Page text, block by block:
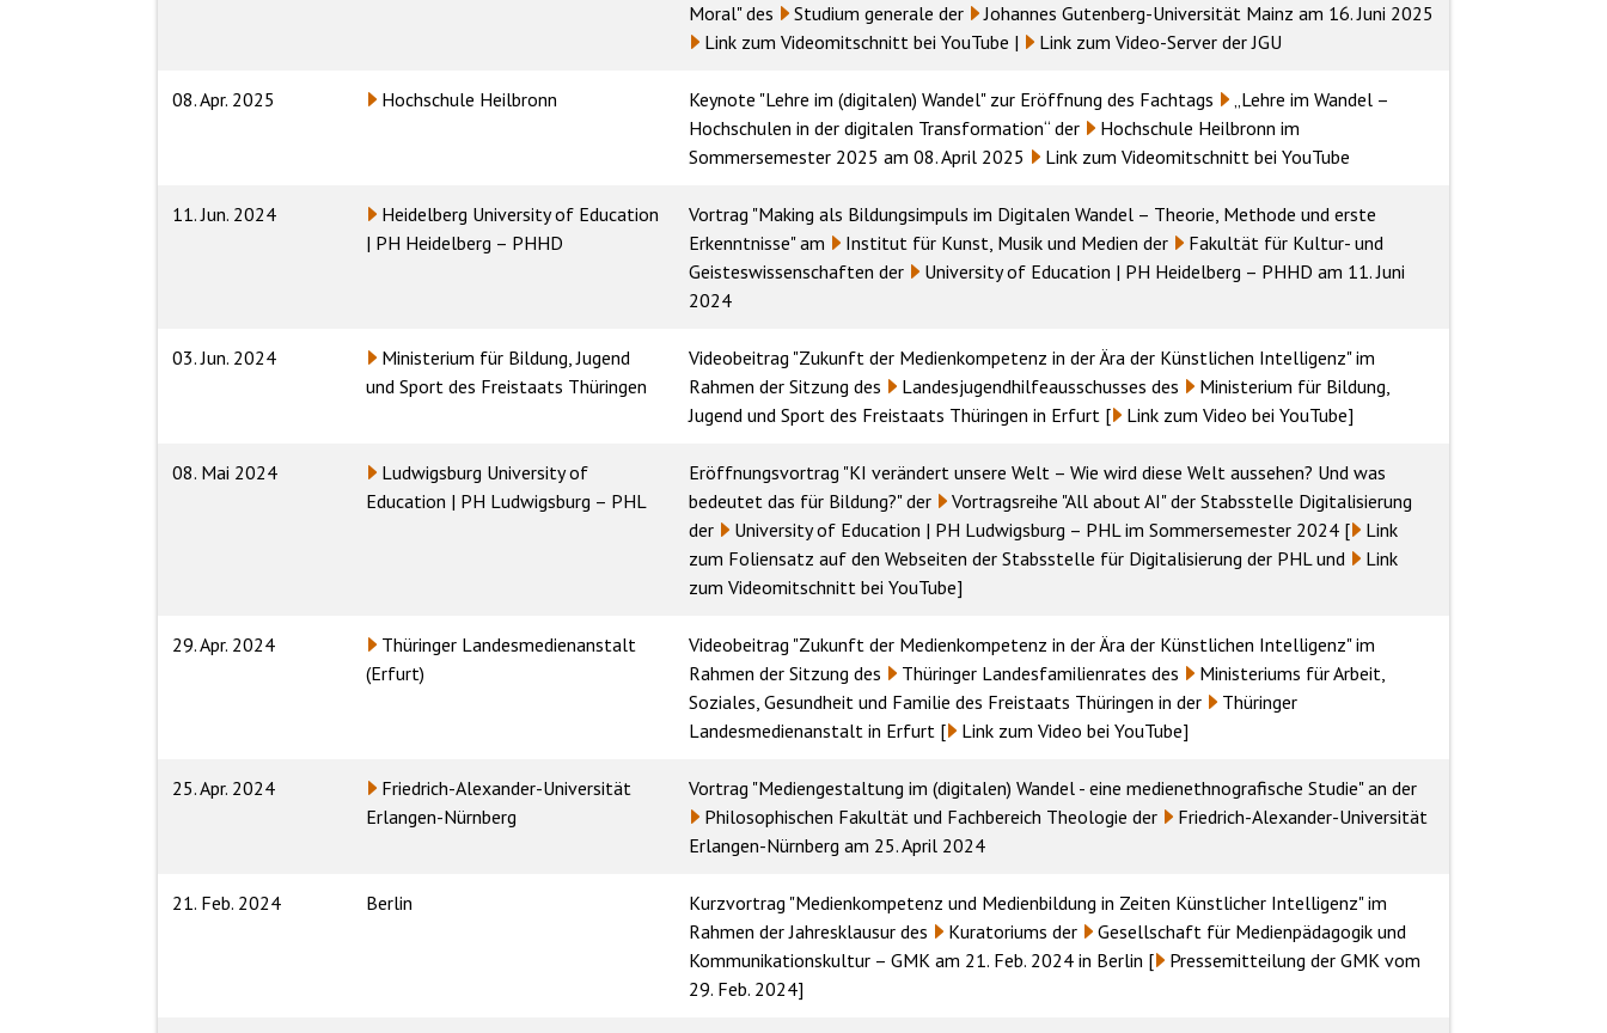
Moral"des Studium generale der Johannes Gutenberg-Universität Mainz am 16. Juni 2025
Link zum Videomitschnitt bei YouTube | Link zum Video-Server der JGU
08. Apr. 2025 Hochschule Heilbronn Keynote "Lehre im (digitalen) Wandel" zur Eröffnung des Fachtags
„Lehre im Wandel –
Hochschulen in der digitalen Transformation“ der Hochschule Heilbronn im
Sommersemester 2025 am 08. April 2025
Link zum Videomitschnitt bei YouTube
11. Jun. 2024
Heidelberg University of Education
| PH Heidelberg – PHHD
Vortrag "Making als Bildungsimpuls im Digitalen Wandel – Theorie, Methode und erste
Erkenntnisse" am
Institut für Kunst, Musik und Medien der
Fakultät für Kultur- und
Geisteswissenschaften der University of Education | PH Heidelberg – PHHD am 11. Juni
2024
03. Jun. 2024
Ministerium für Bildung, Jugend
und Sport des Freistaats Thüringen
Videobeitrag "Zukunft der Medienkompetenz in der Ära der Künstlichen Intelligenz" im
Rahmen der Sitzung des
Landesjugendhilfeausschusses des
Ministerium für Bildung,
Jugend und Sport des Freistaats Thüringen in Erfurt [ Link zum Video bei YouTube]
08. Mai 2024
Ludwigsburg University of
Education | PH Ludwigsburg – PHL
Eröffnungsvortrag "KI verändert unsere Welt – Wie wird diese Welt aussehen? Und was
bedeutet das für Bildung?" der
Vortragsreihe "All about AI"der Stabsstelle Digitalisierung
der
University of Education | PH Ludwigsburg – PHLim Sommersemester 2024 [
Link
zum Foliensatz auf den Webseiten der Stabsstelle für Digitalisierung der PHLund
Link
zum Videomitschnitt bei YouTube]
29. Apr. 2024
Thüringer Landesmedienanstalt
(Erfurt)
Videobeitrag "Zukunft der Medienkompetenz in der Ära der Künstlichen Intelligenz" im
Rahmen der Sitzung des
Thüringer Landesfamilienrates des
Ministeriums für Arbeit,
Soziales, Gesundheit und Familie des Freistaats Thüringen in der
Thüringer
Landesmedienanstalt in Erfurt [ Link zum Video bei YouTube]
25. Apr. 2024
Friedrich-Alexander-Universität
Erlangen-Nürnberg
Vortrag "Mediengestaltung im (digitalen) Wandel - eine medienethnografische Studie" an der
Philosophischen Fakultät und Fachbereich Theologie der
Friedrich-Alexander-Universität
Erlangen-Nürnberg am 25. April 2024
21. Feb. 2024 Berlin
Kurzvortrag "Medienkompetenz und Medienbildung in Zeiten Künstlicher Intelligenz" im
Rahmen der Jahresklausur des
Kuratoriums der
Gesellschaft für Medienpädagogik und
Kommunikationskultur – GMK am 21. Feb. 2024 in Berlin [
Pressemitteilung der GMK vom
29. Feb. 2024]